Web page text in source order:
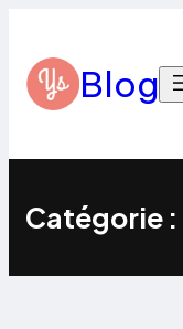
contenu
Blog
Catégorie :